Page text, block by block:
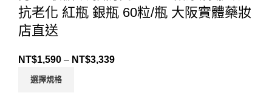
抗老化 紅瓶 銀瓶 60粒/瓶 大阪實體藥妝
店直送
NT$1,590 – NT$3,339
選擇規格